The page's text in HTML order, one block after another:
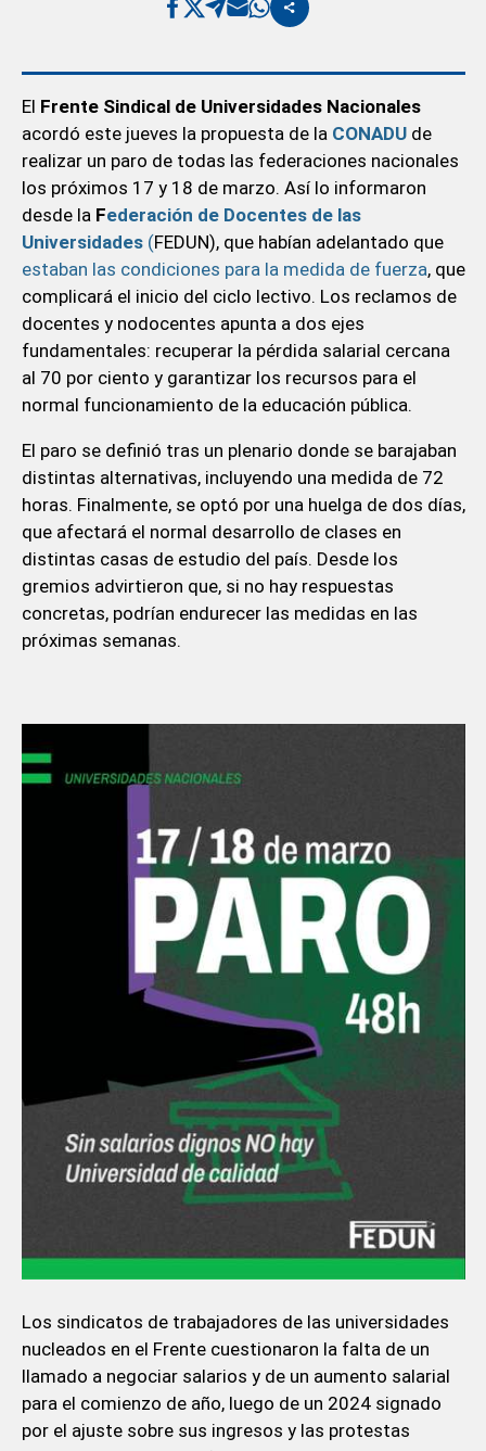
El Frente Sindical de Universidades Nacionales
acordó este jueves la propuesta de la CONADU de
realizar un paro de todas las federaciones nacionales
los próximos 17 y 18 de marzo. Así lo informaron
desde la Federación de Docentes de las
Universidades(FEDUN), que habían adelantado que
estaban las condiciones para la medida de fuerza, que
complicará el inicio del ciclo lectivo. Los reclamos de
docentes y nodocentes apunta a dos ejes
fundamentales: recuperar la pérdida salarial cercana
al 70 por ciento y garantizar los recursos para el
normal funcionamiento de la educación pública.
El paro se definió tras un plenario donde se barajaban
distintas alternativas, incluyendo una medida de 72
horas. Finalmente, se optó por una huelga de dos días,
que afectará el normal desarrollo de clases en
distintas casas de estudio del país. Desde los
gremios advirtieron que, si no hay respuestas
concretas, podrían endurecer las medidas en las
próximas semanas.
Los sindicatos de trabajadores de las universidades
nucleados en el Frente cuestionaron la falta de un
llamado a negociar salarios y de un aumento salarial
para el comienzo de año, luego de un 2024 signado
por el ajuste sobre sus ingresos y las protestas